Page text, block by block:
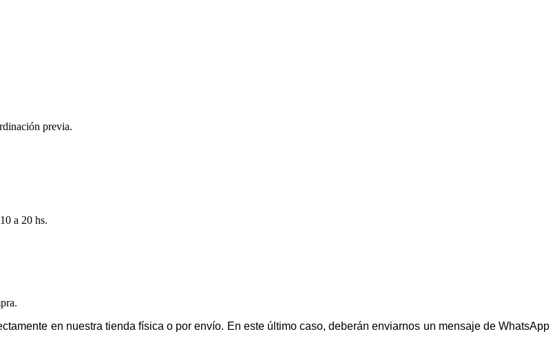
previa.
a 20 hs.
en nuestra tienda física o por envío. En este último caso, deberán enviarnos un mensaje de WhatsApp